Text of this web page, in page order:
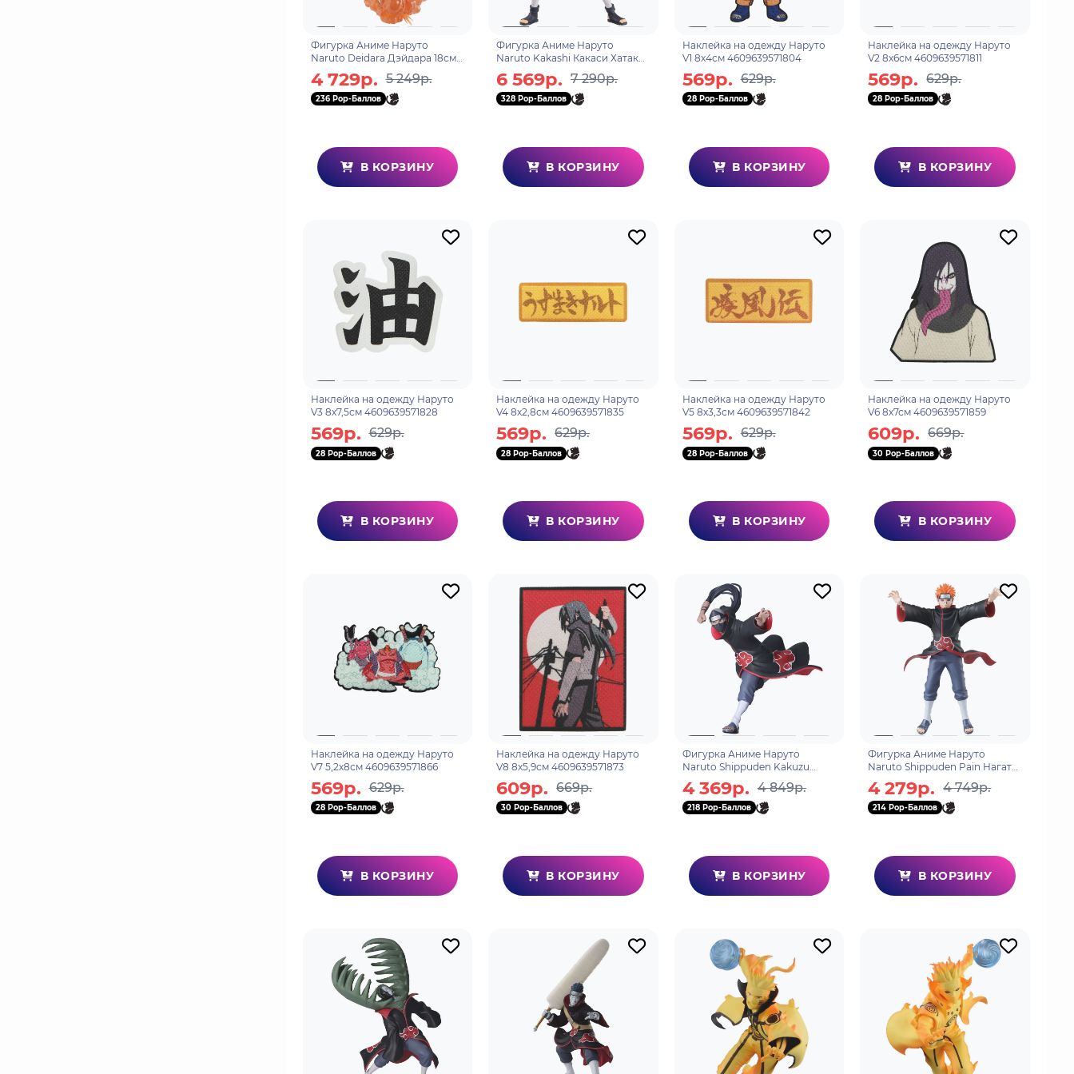
Фигурка Аниме Наруто
Naruto Deidara Дэйдара 18см
4 729р. 5 249р.
236 Pop-Баллов
В КОРЗИНУ
Фигурка Аниме Наруто
Naruto Kakashi Какаси Хатакэ
6 569р. 7 290р.
328 Pop-Баллов
В КОРЗИНУ
Наклейка на одежду Наруто
V1 8х4см 4609639571804
569р. 629р.
28 Pop-Баллов
В КОРЗИНУ
Наклейка на одежду Наруто
V2 8х6см 4609639571811
569р. 629р.
28 Pop-Баллов
В КОРЗИНУ
Наклейка на одежду Наруто
V3 8х7,5см 4609639571828
569р. 629р.
28 Pop-Баллов
В КОРЗИНУ
Наклейка на одежду Наруто
V4 8х2,8см 4609639571835
569р. 629р.
28 Pop-Баллов
В КОРЗИНУ
Наклейка на одежду Наруто
V5 8х3,3см 4609639571842
569р. 629р.
28 Pop-Баллов
В КОРЗИНУ
Наклейка на одежду Наруто
V6 8х7см 4609639571859
609р. 669р.
30 Pop-Баллов
В КОРЗИНУ
Наклейка на одежду Наруто
V7 5,2х8см 4609639571866
569р. 629р.
28 Pop-Баллов
В КОРЗИНУ
Наклейка на одежду Наруто
V8 8х5,9см 4609639571873
609р. 669р.
30 Pop-Баллов
В КОРЗИНУ
Фигурка Аниме Наруто
Naruto Shippuden Kakuzu
4 369р. 4 849р.
218 Pop-Баллов
В КОРЗИНУ
Фигурка Аниме Наруто
Naruto Shippuden Pain Нагато
4 279р. 4 749р.
214 Pop-Баллов
В КОРЗИНУ